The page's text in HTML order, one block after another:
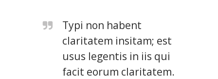
Typi non habent
claritatem insitam; est
usus legentis in iis qui
facit eorum claritatem.